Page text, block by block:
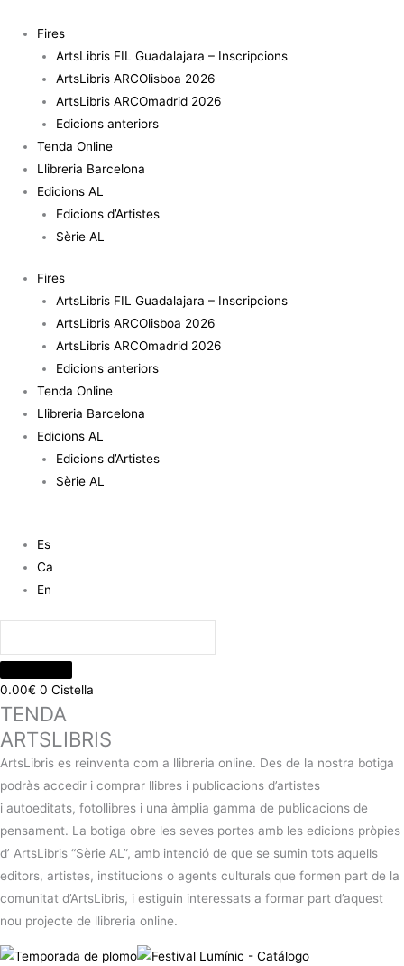
contingut
Fires
ArtsLibris FIL Guadalajara – Inscripcions
ArtsLibris ARCOlisboa 2026
ArtsLibris ARCOmadrid 2026
Edicions anteriors
Tenda Online
Llibreria Barcelona
Edicions AL
Edicions d’Artistes
Sèrie AL
Fires
ArtsLibris FIL Guadalajara – Inscripcions
ArtsLibris ARCOlisboa 2026
ArtsLibris ARCOmadrid 2026
Edicions anteriors
Tenda Online
Llibreria Barcelona
Edicions AL
Edicions d’Artistes
Sèrie AL
Es
Ca
En
0.00€ 0 Cistella
TENDA
ARTSLIBRIS
ArtsLibris es reinventa com a llibreria online. Des de la nostra botiga
podràs accedir i comprar llibres i publicacions d’artistes
i autoeditats, fotollibres i una àmplia gamma de publicacions de
pensament. La botiga obre les seves portes amb les edicions pròpies
d’ ArtsLibris “Sèrie AL”, amb intenció de que se sumin tots aquells
editors, artistes, institucions o agents culturals que formen part de la
comunitat d’ArtsLibris, i estiguin interessats a formar part d’aquest
nou projecte de llibreria online.